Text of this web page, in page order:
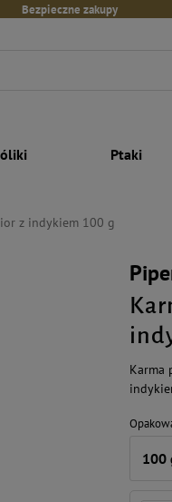
Bezpieczne zakupy
Ptaki
z indykiem 100 g
Karma
100